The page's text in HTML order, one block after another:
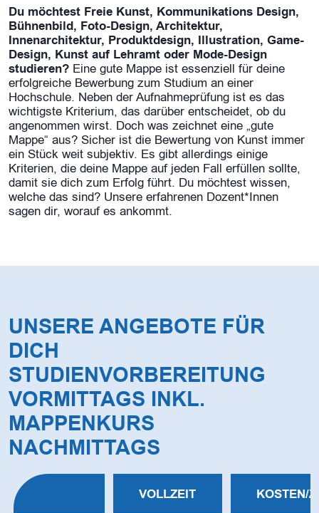
Du möchtest Freie Kunst, Kommunikations Design,
Bühnenbild, Foto-Design, Architektur,
Innenarchitektur, Produktdesign, Illustration, Game-
Design, Kunst auf Lehramt oder Mode-Design
studieren?Eine gute Mappe ist essenziell für deine
erfolgreiche Bewerbung zum Studium an einer
Hochschule. Neben der Aufnahmeprüfung ist es das
wichtigste Kriterium, das darüber entscheidet, ob du
angenommen wirst. Doch was zeichnet eine „gute
Mappe“ aus? Sicher ist die Bewertung von Kunst immer
ein Stück weit subjektiv. Es gibt allerdings einige
Kriterien, die deine Mappe auf jeden Fall erfüllen sollte,
damit sie dich zum Erfolg führt. Du möchtest wissen,
welche das sind? Unsere erfahrenen Dozent*Innen
sagen dir, worauf es ankommt.
UNSERE ANGEBOTE FÜR
DICH
STUDIENVORBEREITUNG
VORMITTAGS INKL.
MAPPENKURS
NACHMITTAGS
VOLLZEIT KOSTEN/